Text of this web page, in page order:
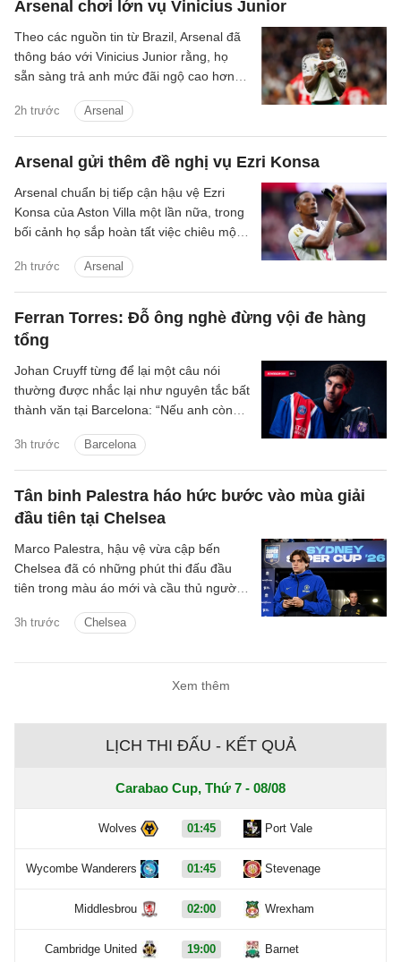
Arsenal chơi lớn vụ Vinicius Junior
2h trước Arsenal
Theo các nguồn tin từ Brazil, Arsenal đã
thông báo với Vinicius Junior rằng, họ
sẵn sàng trả anh mức đãi ngộ cao hơn
Madrid.
Arsenal gửi thêm đề nghị vụ Ezri Konsa
2h trước Arsenal
Arsenal chuẩn bị tiếp cận hậu vệ Ezri
Konsa của Aston Villa một lần nữa, trong
bối cảnh họ sắp hoàn tất việc chiêu mộ
Newcastle.
Ferran Torres: Đỗ ông nghè đừng vội đe hàng
tổng
3h trước Barcelona
Johan Cruyff từng để lại một câu nói
thường được nhắc lại như nguyên tắc bất
thành văn tại Barcelona: “Nếu anh còn
Barcelona, anh không còn hữu ích với
chúng tôi nữa.”
Tân binh Palestra háo hức bước vào mùa giải
đầu tiên tại Chelsea
3h trước Chelsea
Marco Palestra, hậu vệ vừa cập bến
Chelsea đã có những phút thi đấu đầu
tiên trong màu áo mới và cầu thủ người
Xem thêm
LỊCH THI ĐẤU - KẾT QUẢ
Carabao Cup, Thứ 7 - 08/08
Wolves 01:45 Port Vale
Wycombe Wanderers 01:45 Stevenage
Middlesbrou 02:00 Wrexham
Cambridge United 19:00 Barnet